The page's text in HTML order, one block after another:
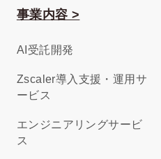
事業内容 >
AI受託開発
Zscaler導入支援・運用サ
ービス
エンジニアリングサービ
ス